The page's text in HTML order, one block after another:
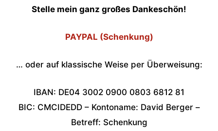
Stelle mein ganz großes Dankeschön!
PAYPAL (Schenkung)
… oder auf klassische Weise per Überweisung:
IBAN: DE04 3002 0900 0803 6812 81
BIC: CMCIDEDD – Kontoname: David Berger –
Betreff: Schenkung